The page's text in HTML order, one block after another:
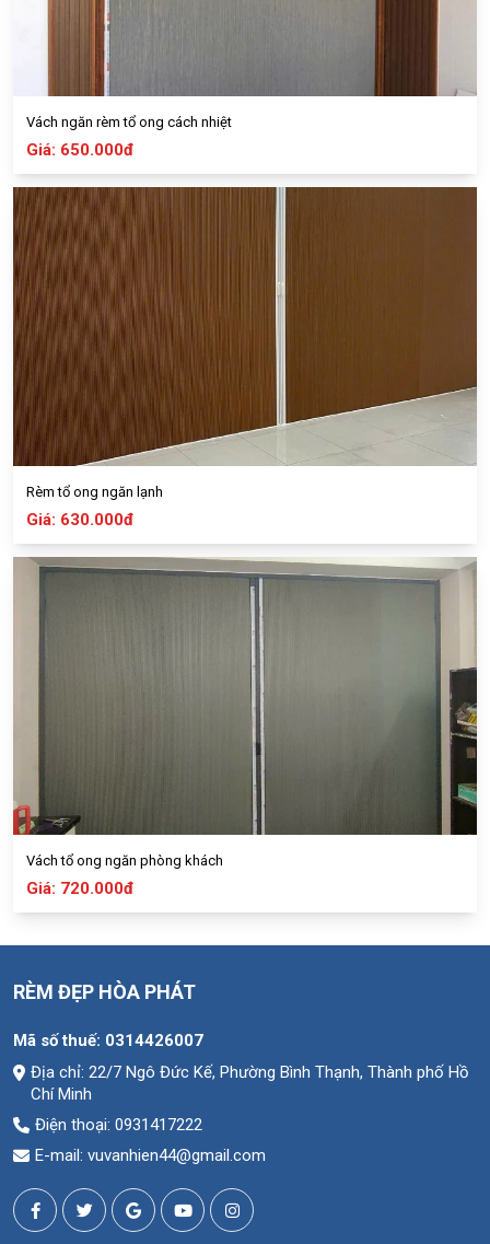
Vách ngăn rèm tổ ong cách nhiệt
Giá: 650.000đ
Rèm tổ ong ngăn lạnh
Giá: 630.000đ
Vách tổ ong ngăn phòng khách
Giá: 720.000đ
RÈM ĐẸP HÒA PHÁT
Mã số thuế: 0314426007
Địa chỉ: 22/7 Ngô Đức Kế, Phường Bình Thạnh, Thành phố Hồ
Chí Minh
Điện thoại: 0931417222
E-mail: vuvanhien44@gmail.com